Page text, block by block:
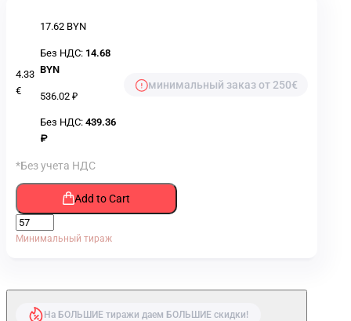
4.33
€
17.62 BYN
Без НДС: 14.68
BYN
536.02 ₽
Без НДС: 439.36
₽
минимальный заказ от 250€
*Без учета НДС
Add to Cart
Минимальный тираж
На БОЛЬШИЕ тиражи даем БОЛЬШИЕ скидки!